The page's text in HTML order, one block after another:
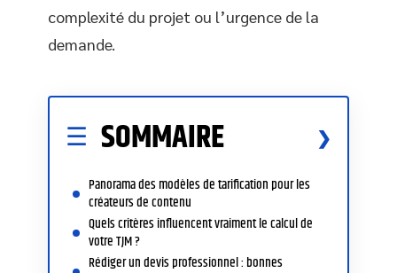
complexité du projet ou l’urgence de la
demande.
SOMMAIRE
Panorama des modèles de tarification pour les
créateurs de contenu
Quels critères influencent vraiment le calcul de
votre TJM ?
Rédiger un devis professionnel : bonnes